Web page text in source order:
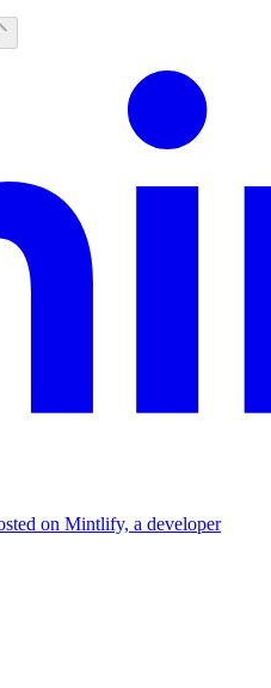
on Mintlify, a developer